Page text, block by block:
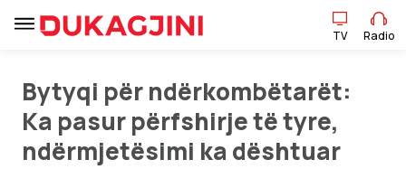
TV Radio
TV Radio
Bytyqi për ndërkombëtarët:
Ka pasur përfshirje të tyre,
ndërmjetësimi ka dështuar